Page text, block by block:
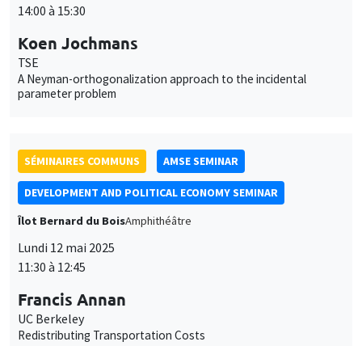
14:00 à 15:30
Koen Jochmans
TSE
A Neyman-orthogonalization approach to the incidental
parameter problem
SÉMINAIRES COMMUNS AMSE SEMINAR
DEVELOPMENT AND POLITICAL ECONOMY SEMINAR
Îlot Bernard du BoisAmphithéâtre
Lundi 12 mai 2025
11:30 à 12:45
Francis Annan
UC Berkeley
Redistributing Transportation Costs